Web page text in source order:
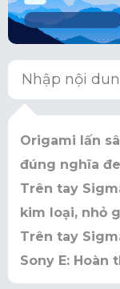
Origami lấn
đúng nghĩa
Trên tay
kim loại, nhỏ
Trên tay
Sony E: